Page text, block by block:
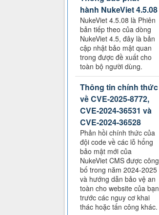
hành NukeViet 4.5.08
NukeViet 4.5.08 là Phiên
bản tiếp theo của dòng
NukeViet 4.5, đây là bản
cập nhật bảo mật quan
trong được đề xuất cho
toàn bộ người dùng.
Thông tin chính thức
về CVE-2025-8772,
CVE-2024-36531 và
CVE-2024-36528
Phản hồi chính thức của
đội code về các lỗ hổng
bảo mật mới của
NukeViet CMS được công
bố trong năm 2024-2025
và hướng dẫn bảo vệ an
toàn cho website của bạn
trước các nguy cơ khai
thác hoặc tấn công khác.